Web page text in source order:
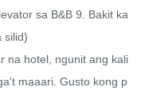
sa B&B 9. Bakit ka
silid)
na hotel, ngunit ang kali
maaari. Gusto kong p